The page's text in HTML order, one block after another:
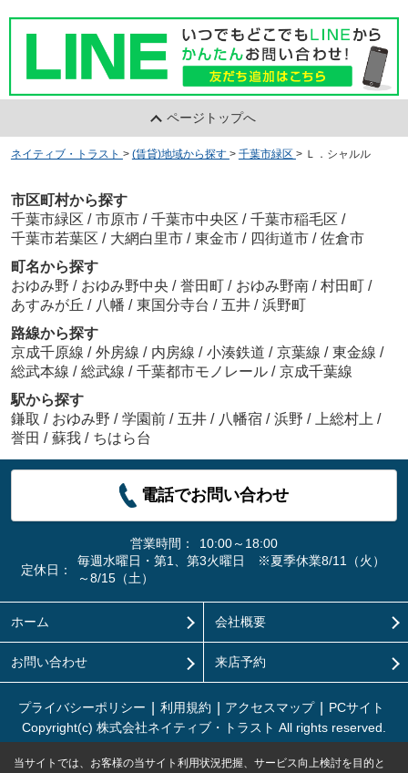
ページトップへ
ネイティブ・トラスト > (賃貸)地域から探す > 千葉市緑区 > Ｌ．シャルル
市区町村から探す
千葉市緑区 / 市原市 / 千葉市中央区 / 千葉市稲毛区 /
千葉市若葉区 / 大網白里市 / 東金市 / 四街道市 / 佐倉市
町名から探す
おゆみ野 / おゆみ野中央 / 誉田町 / おゆみ野南 / 村田町 /
あすみが丘 / 八幡 / 東国分寺台 / 五井 / 浜野町
路線から探す
京成千原線 / 外房線 / 内房線 / 小湊鉄道 / 京葉線 / 東金線 /
総武本線 / 総武線 / 千葉都市モノレール / 京成千葉線
駅から探す
鎌取 / おゆみ野 / 学園前 / 五井 / 八幡宿 / 浜野 / 上総村上 /
誉田 / 蘇我 / ちはら台
電話でお問い合わせ
営業時間：
10:00～18:00
定休日：
毎週水曜日・第1、第3火曜日 ※夏季休業8/11（火）
～8/15（土）
ホーム 会社概要
お問い合わせ 来店予約
プライバシーポリシー 利用規約 アクセスマップ
PCサイト
Copyright(c) 株式会社ネイティブ・トラスト All rights reserved.
当サイトでは、お客様の当サイト利用状況把握、サービス向上検討を目的と